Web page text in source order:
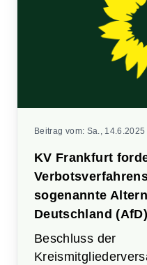
Beitrag vom: Sa., 14.6.2025
KV Frankfurt
sogenannte
Deutschland (AfD)
Beschluss der